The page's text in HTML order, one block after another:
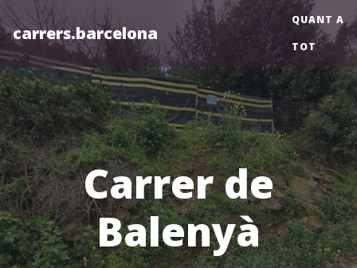
carrers.barcelona
QUANT A
TOT
Carrer de
Balenyà